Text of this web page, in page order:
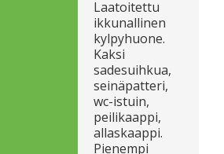
Laatoitettu
ikkunallinen
kylpyhuone.
Kaksi
sadesuihkua,
seinäpatteri,
wc-istuin,
peilikaappi,
allaskaappi.
Pienempi